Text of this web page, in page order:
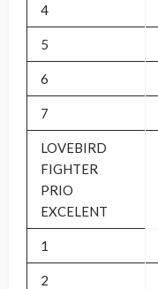
4
5
6
7
LOVEBIRD
FIGHTER
PRIO
EXCELENT
1
2